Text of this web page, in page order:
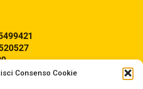
Consenso Cookie